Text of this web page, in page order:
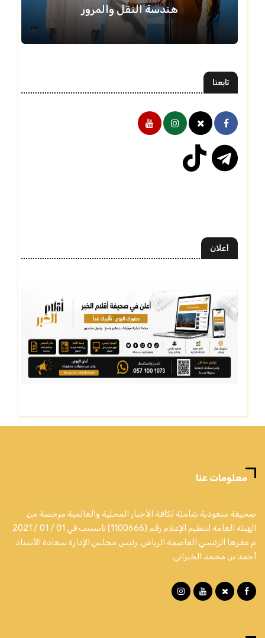
هندسة النقل والمرور
تابعنا
أعلان
معلومات عنا
صحيفة سعودية شاملة لكافة الأخبار المحلية والعالمية مرخصة من
الهيئة العامة لتنظيم الإعلام رقم (1100666) تأسست في 01 / 01 / 2021
م مقرها الرئيسي العاصمة الرياض. رئيس مجلس الإدارة سعادة الأستاذ
أحمد بن محمد الخبراني.